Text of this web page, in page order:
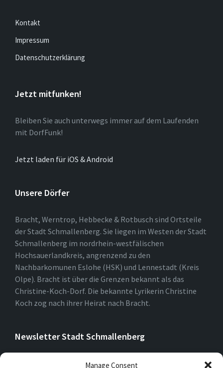
Manage Consent
Kontakt
Impressum
Datenschutzerklärung
Jetzt mitfunken!
Bleiben Sie auch unterwegs immer auf dem Laufenden
mit DorfFunk!
Jetzt laden für iOS & Android
Unsere Dörfer
Bracht, Werntrop, Hebbecke & Rotbusch sind Ortsteile
der Stadt Schmallenberg. Sie liegen im Westen der Stadt
Schmallenberg im nordrhein-westfälischen
Hochsauerlandkreis, angrenzend zu den
Nachbarkomunen Eslohe (HSK) und Lennestadt (Kreis
Olpe). Bracht ist über die Grenzen bekannt als das
Christine-Koch-Dorf. Die bekannte Lyrikerin Christine
Koch zog nach ihrer Heirat nach Bracht.
Newsletter Stadt Schmallenberg